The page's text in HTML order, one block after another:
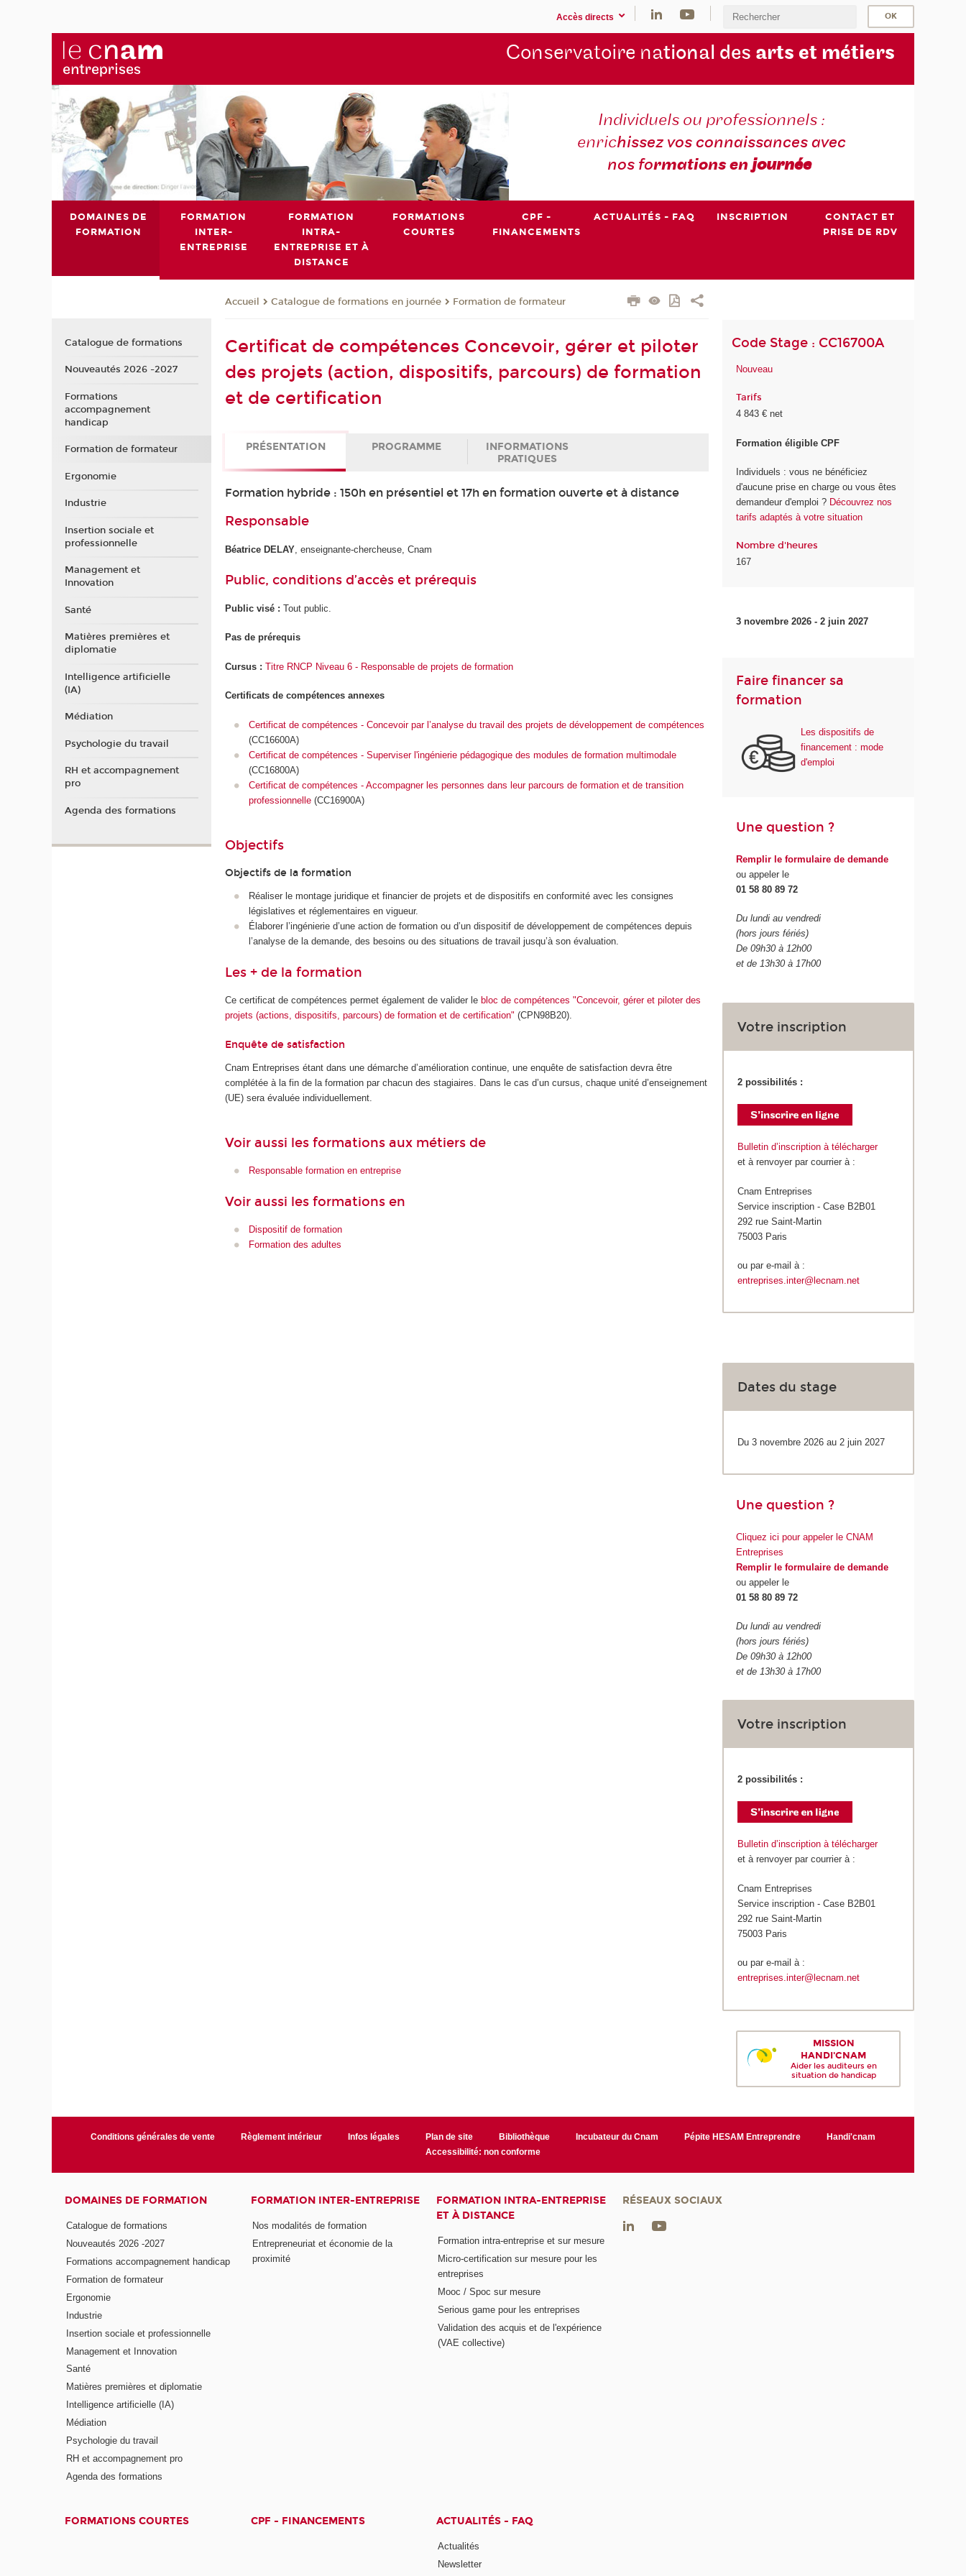
Accès directs
Conservatoire national des arts et métiers
Individuels ou professionnels :
enrichissez vos connaissances avec
nos formations enjournée
DOMAINES DE
FORMATION
FORMATION
INTER-
ENTREPRISE
FORMATION
INTRA-
ENTREPRISE ET À
DISTANCE
FORMATIONS
COURTES
CPF -
FINANCEMENTS
ACTUALITÉS - FAQ INSCRIPTION
CONTACT ET
PRISE DE RDV
Accueil Catalogue de formations en journée Formation de formateur
Certificat de compétences Concevoir, gérer et piloter
des projets (action, dispositifs, parcours) de formation
et de certification
PRÉSENTATION PROGRAMME
INFORMATIONS
PRATIQUES
Formation hybride : 150h en présentiel et 17h en formation ouverte et à distance
Responsable
Béatrice DELAY , enseignante-chercheuse, Cnam
Public, conditions d’accès et prérequis
Public visé : Tout public.
Pas de prérequis
Cursus : Titre RNCP Niveau 6 - Responsable de projets de formation
Certificats de compétences annexes
Certificat de compétences - Concevoir par l’analyse du travail des projets de développement de compétences
(CC16600A)
Certificat de compétences - Superviser l'ingénierie pédagogique des modules de formation multimodale
(CC16800A)
Certificat de compétences - Accompagner les personnes dans leur parcours de formation et de transition
professionnelle(CC16900A)
Objectifs
Objectifs de la formation
Réaliser le montage juridique et financier de projets et de dispositifs en conformité avec les consignes
législatives et réglementaires en vigueur.
Élaborer l’ingénierie d’une action de formation ou d’un dispositif de développement de compétences depuis
l’analyse de la demande, des besoins ou des situations de travail jusqu’à son évaluation.
Les + de la formation
Ce certificat de compétences permet également de valider le bloc de compétences "Concevoir, gérer et piloter des
projets (actions, dispositifs, parcours) de formation et de certification" (CPN98B20).
Enquête de satisfaction
Cnam Entreprises étant dans une démarche d’amélioration continue, une enquête de satisfaction devra être
complétée à la fin de la formation par chacun des stagiaires. Dans le cas d’un cursus, chaque unité d’enseignement
(UE) sera évaluée individuellement.
Voir aussi les formations aux métiers de
Responsable formation en entreprise
Voir aussi les formations en
Dispositif de formation
Formation des adultes
Code Stage : CC16700A
Nouveau
Tarifs
4 843 € net
Formation éligible CPF
Individuels : vous ne bénéficiez
d'aucune prise en charge ou vous êtes
demandeur d'emploi ? Découvrez nos
tarifs adaptés à votre situation
Nombre d'heures
167
3 novembre 2026 - 2 juin 2027
Faire financer sa
formation
Les dispositifs de
financement : mode
d'emploi
Une question ?
Remplir le formulaire de demande
ou appeler le
01 58 80 89 72
Du lundi au vendredi
(hors jours fériés)
De 09h30 à 12h00
et de 13h30 à 17h00
Votre inscription
2 possibilités :
Bulletin d’inscription à télécharger
et à renvoyer par courrier à :
Cnam Entreprises
Service inscription - Case B2B01
292 rue Saint-Martin
75003 Paris
ou par e-mail à :
entreprises.inter@lecnam.net
Dates du stage
Du 3 novembre 2026 au 2 juin 2027
Une question ?
Cliquez ici pour appeler le CNAM
Entreprises
Remplir le formulaire de demande
ou appeler le
01 58 80 89 72
Du lundi au vendredi
(hors jours fériés)
De 09h30 à 12h00
et de 13h30 à 17h00
Votre inscription
2 possibilités :
Bulletin d’inscription à télécharger
et à renvoyer par courrier à :
Cnam Entreprises
Service inscription - Case B2B01
292 rue Saint-Martin
75003 Paris
ou par e-mail à :
entreprises.inter@lecnam.net
MISSION
HANDI'CNAM
Aider les auditeurs en
situation de handicap
Catalogue de formations
Nouveautés 2026 -2027
Formations
accompagnement
handicap
Formation de formateur
Ergonomie
Industrie
Insertion sociale et
professionnelle
Management et
Innovation
Santé
Matières premières et
diplomatie
Intelligence artificielle
(IA)
Médiation
Psychologie du travail
RH et accompagnement
pro
Agenda des formations
Conditions générales de vente Règlement intérieur Infos légales Plan de site Bibliothèque Incubateur du Cnam Pépite HESAM Entreprendre
Handi'cnam
Accessibilité: non conforme
DOMAINES DE FORMATION
Catalogue de formations
Nouveautés 2026 -2027
Formations accompagnement handicap
Formation de formateur
Ergonomie
Industrie
Insertion sociale et professionnelle
Management et Innovation
Santé
Matières premières et diplomatie
Intelligence artificielle (IA)
Médiation
Psychologie du travail
RH et accompagnement pro
Agenda des formations
FORMATION INTER-ENTREPRISE
Nos modalités de formation
Entrepreneuriat et économie de la
proximité
FORMATION INTRA-ENTREPRISE
ET À DISTANCE
Formation intra-entreprise et sur mesure
Micro-certification sur mesure pour les
entreprises
Mooc / Spoc sur mesure
Serious game pour les entreprises
Validation des acquis et de l'expérience
(VAE collective)
FORMATIONS COURTES CPF - FINANCEMENTS ACTUALITÉS - FAQ
Actualités
Newsletter
RÉSEAUX SOCIAUX